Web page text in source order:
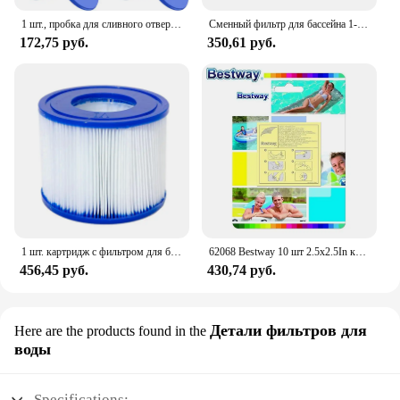
1 шт., пробка для сливного отверстия насоса Intex Bestway
172,75 руб.
Сменный фильтр для бассейна 1-10 типа VI, мягкие резиновые наконечники, спа-фильтр, сменный многоразовый фильтр для бассейна Bestway/Flowclear
350,61 руб.
1 шт. картридж с фильтром для бассейна для Bestway VI, совместимый с Lay-Z-Spa Miami, открытый сад, бассейн, водные виды спорта, аксессуары для бассейна
456,45 руб.
62068 Bestway 10 шт 2.5x2.5In клей ремонтный патч для пластикового бассейна, надувная лодка, коврик, диван, кровать 6,5x6,5 см сверхмощный патч
430,74 руб.
Here are the products found in the Детали фильтров для
воды